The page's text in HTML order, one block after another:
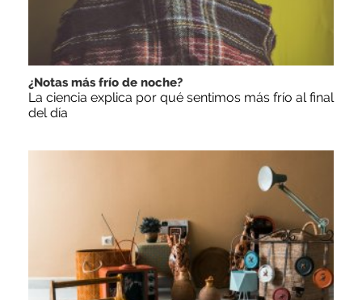
¿Notas más frío de noche?
La ciencia explica por qué sentimos más frío al final
del día